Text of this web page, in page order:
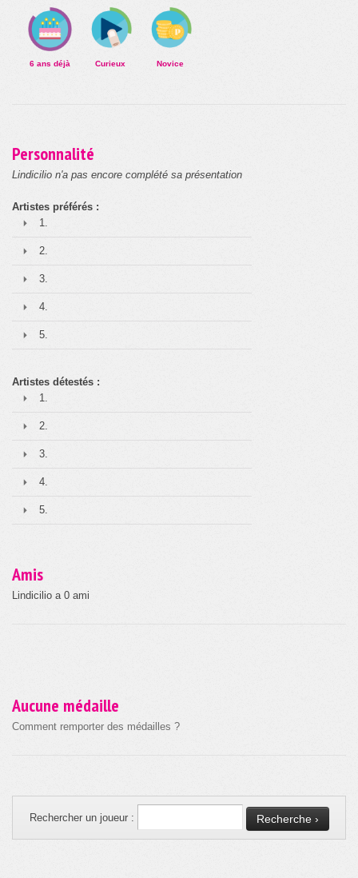
6 ans déjà Curieux Novice
Personnalité
Lindicilio n'a pas encore complété sa présentation
Artistes préférés :
1.
2.
3.
4.
5.
Artistes détestés :
1.
2.
3.
4.
5.
Amis
Lindicilio a 0 ami
Aucune médaille
Comment remporter des médailles ?
Rechercher un joueur :